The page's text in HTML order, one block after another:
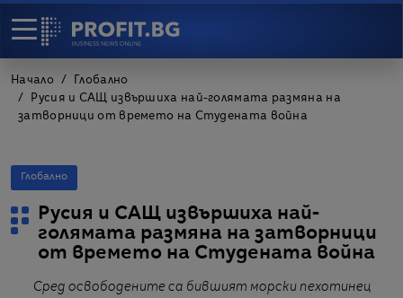
Начало
Глобално
Русия и САЩ извършиха най-голямата размяна на
затворници от времето на Студената война
Глобално
Русия и САЩ извършиха най-
голямата размяна на затворници
от времето на Студената война
Сред освободените са бившият морски пехотинец